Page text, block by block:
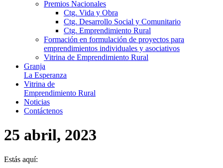
Premios Nacionales
Ctg. Vida y Obra
Ctg. Desarrollo Social y Comunitario
Ctg. Emprendimiento Rural
Formación en formulación de proyectos para
emprendimientos individuales y asociativos
Vitrina de Emprendimiento Rural
Granja
La Esperanza
Vitrina de
Emprendimiento Rural
Noticias
Contáctenos
25 abril, 2023
Estás aquí: